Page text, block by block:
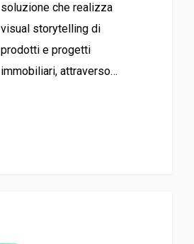
soluzione che realizza
visual storytelling di
prodotti e progetti
immobiliari, attraverso…